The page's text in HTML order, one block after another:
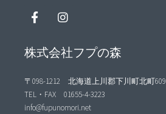
株式会社フプの森
〒098-1212 北海道上川郡下川町北町609
TEL・FAX 01655-4-3223
info@fupunomori.net